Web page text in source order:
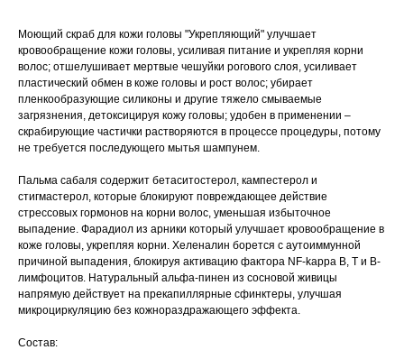
Моющий скраб для кожи головы "Укрепляющий" улучшает
кровообращение кожи головы, усиливая питание и укрепляя корни
волос; отшелушивает мертвые чешуйки рогового слоя, усиливает
пластический обмен в коже головы и рост волос; убирает
пленкообразующие силиконы и другие тяжело смываемые
загрязнения, детоксицируя кожу головы; удобен в применении –
скрабирующие частички растворяются в процессе процедуры, потому
не требуется последующего мытья шампунем.
Пальма сабаля содержит бетаситостерол, кампестерол и
стигмастерол, которые блокируют повреждающее действие
стрессовых гормонов на корни волос, уменьшая избыточное
выпадение. Фарадиол из арники который улучшает кровообращение в
коже головы, укрепляя корни. Хеленалин борется с аутоиммунной
причиной выпадения, блокируя активацию фактора NF-kappa B, Т и В-
лимфоцитов. Натуральный альфа-пинен из сосновой живицы
напрямую действует на прекапиллярные сфинктеры, улучшая
микроциркуляцию без кожнораздражающего эффекта.
Состав: